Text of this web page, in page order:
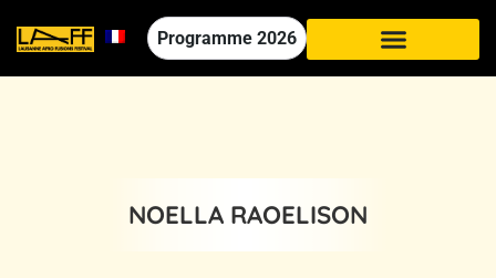
Programme 2026
NOELLA RAOELISON